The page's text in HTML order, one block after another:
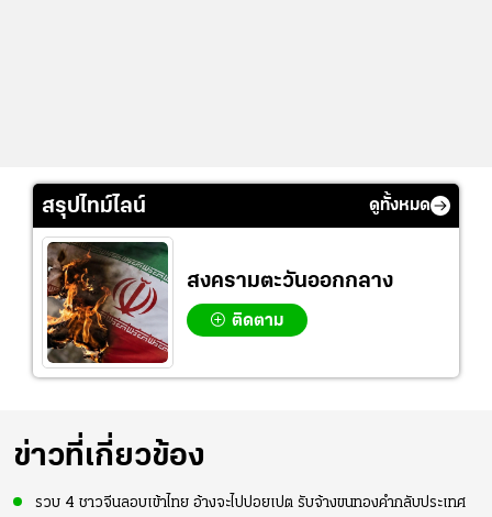
สรุปไทม์ไลน์ ดูทั้งหมด
สงครามตะวันออกกลาง
ติดตาม
ข่าวที่เกี่ยวข้อง
รวบ 4 ชาวจีนลอบเข้าไทย อ้างจะไปปอยเปต รับจ้างขนทองคำกลับประเทศ